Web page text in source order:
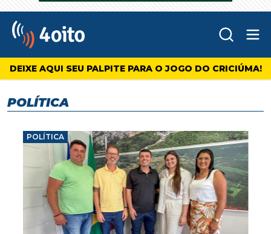
4oito
DEIXE AQUI SEU PALPITE PARA O JOGO DO CRICIÚMA!
POLÍTICA
POLÍTICA